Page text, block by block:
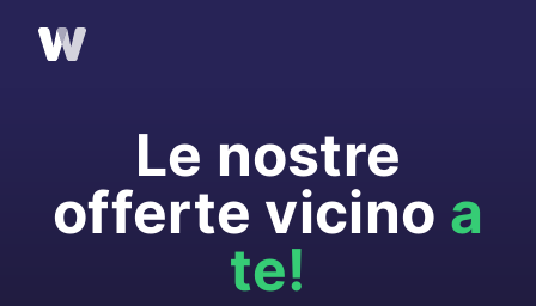
Le nostre
offerte vicino a
te!